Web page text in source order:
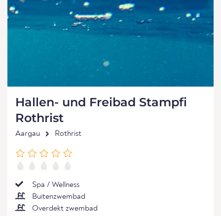
Hallen- und Freibad Stampfi
Rothrist
Aargau Rothrist
Spa / Wellness
Buitenzwembad
Overdekt zwembad